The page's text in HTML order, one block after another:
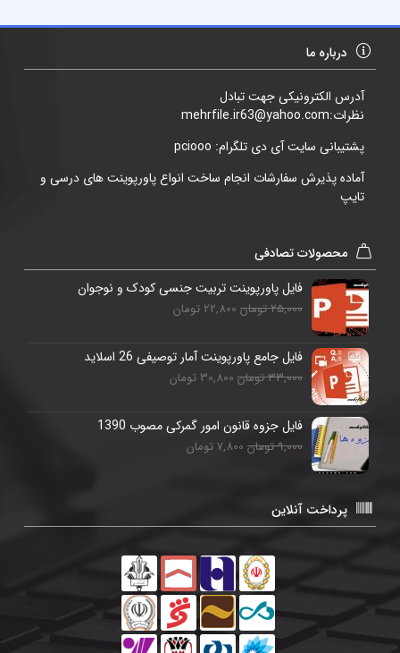
درباره ما
آدرس الکترونیکی جهت تبادل
نظرات:mehrfile.ir63@yahoo.com
پشتیبانی سایت آی دی تلگرام: pciooo
آماده پذیرش سفارشات انجام ساخت انواع پاورپوینت های درسی و
تایپ
محصولات تصادفی
فایل پاورپوینت تربیت جنسی کودک و نوجوان
25,000 تومان 22,800 تومان
فایل جامع پاورپوینت آمار توصیفی 26 اسلاید
33,000 تومان 30,800 تومان
فایل جزوه قانون امور گمرکی مصوب 1390
9,000 تومان 7,800 تومان
پرداخت آنلاین